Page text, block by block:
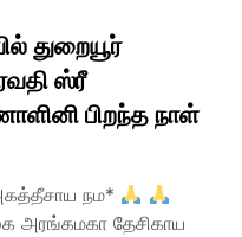
துறையூர்
ஸ்ரீ
பிறந்த நாள்
நம*
அரங்கமகா தேசிகாய